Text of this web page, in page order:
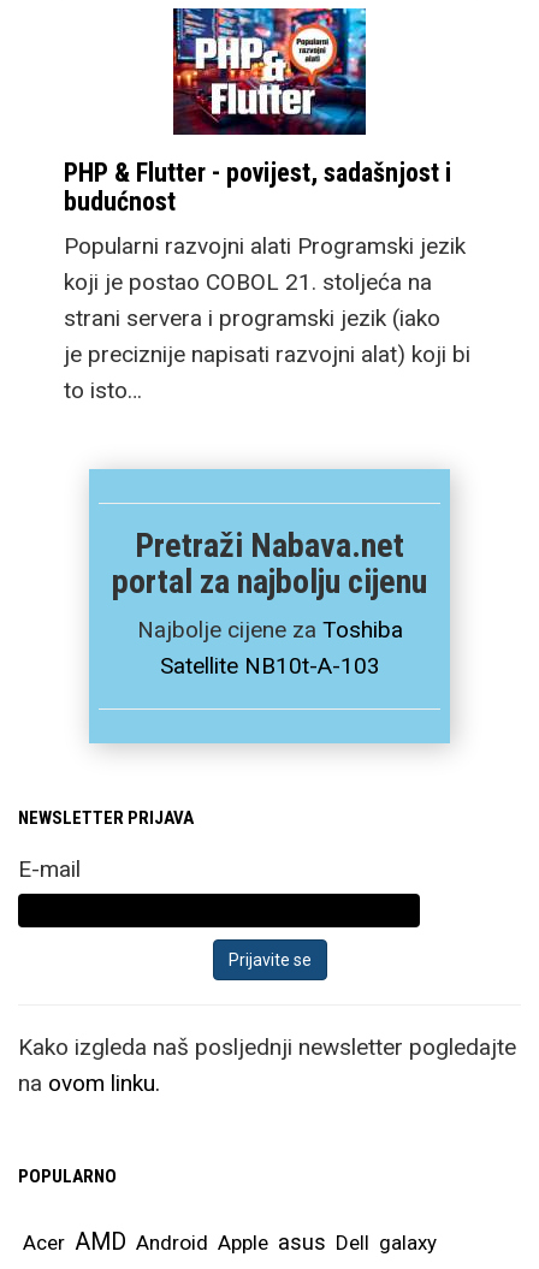
PHP & Flutter - povijest, sadašnjost i
budućnost
Popularni razvojni alati Programski jezik
koji je postao COBOL 21. stoljeća na
strani servera i programski jezik (iako
je preciznije napisati razvojni alat) koji bi
to isto…
Pretraži Nabava.net
portal za najbolju cijenu
Najbolje cijene za Toshiba
Satellite NB10t-A-103
NEWSLETTER PRIJAVA
E-mail
Kako izgleda naš posljednji newsletter pogledajte
na ovom linku.
POPULARNO
Acer AMD Android Apple asus Dell galaxy